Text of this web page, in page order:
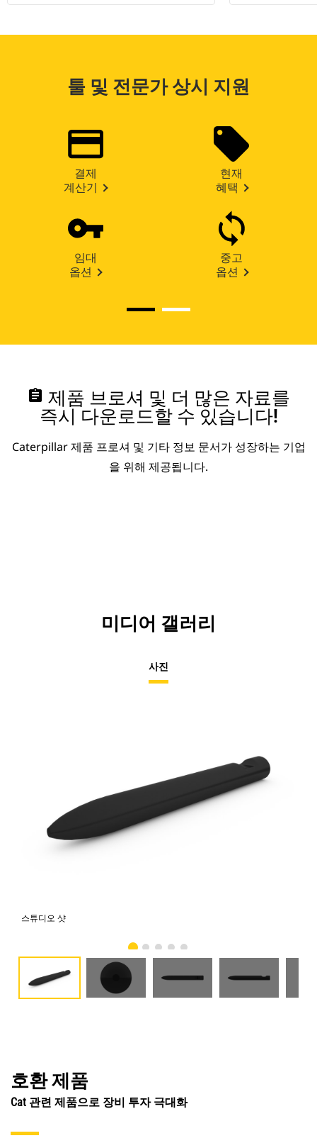
툴 및 전문가 상시 지원
결제
계산기
현재
혜택
임대
옵션
중고
옵션
assignment 제품 브로셔 및 더 많은 자료를
즉시 다운로드할 수 있습니다!
Caterpillar 제품 프로셔 및 기타 정보 문서가 성장하는 기업
을 위해 제공됩니다.
미디어 갤러리
사진
스튜디오 샷
호환 제품
Cat 관련 제품으로 장비 투자 극대화